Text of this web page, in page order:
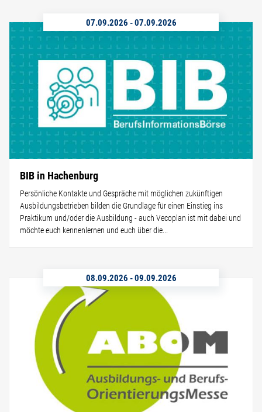
07.09.2026 -07.09.2026
BIB in Hachenburg
Persönliche Kontakte und Gespräche mit möglichen zukünftigen
Ausbildungsbetrieben bilden die Grundlage für einen Einstieg ins
Praktikum und/oder die Ausbildung - auch Vecoplan ist mit dabei und
möchte euch kennenlernen und euch über die...
08.09.2026 -09.09.2026